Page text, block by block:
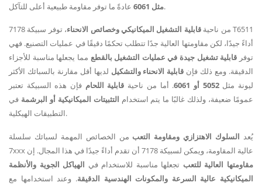
مثل 6061عادةً ما توفر مقاومة طبيعية أعلى للتآكل.
من ناحيةقابلية التشغيل الميكانيكي وخصائص الانحناء
، توفر سبيكة 7178 T6511
أداءً جيدًا، لكن مقاومتها العالية جدًا تتطلب تحكمًا دقيقًا في عمليات التصنيع. فهي
توفر قابلية تشغيل جيدة في عمليات التشغيل بالقطع مما يجعلها مناسبة للأجزاء
الدقيقة. ومع ذلك فإن قابلية الانحناء والتشكيل لديها أقل مقارنة بالسبائك الأكثر
ليونة مثل5052 أو 6061 . أما من ناحية قابلية اللحام فإن هذه السبيكة تعتبر
عمومًا ضعيفة، ولذلك غالبًا ما يتم استخدام التثبيتات الميكانيكية أو البرشمة في
التطبيقات الهيكلية.
يُعد السلوك الاهتزازي ومقاومة التعب من الخصائص المهمة لسبائك سلسلة
7xxx عالية المقاومة، ويمكن لسبيكة 7178 أن تقدم أداءً جيدًا في هذا المجال. إن
مقاومتها العالية للتعب تجعلها مناسبة للاستخدام في الهياكل الجوية والأنظمة
الميكانيكية عالية السرعة والمكونات الهندسية الدقيقة. وعند استخدامها مع